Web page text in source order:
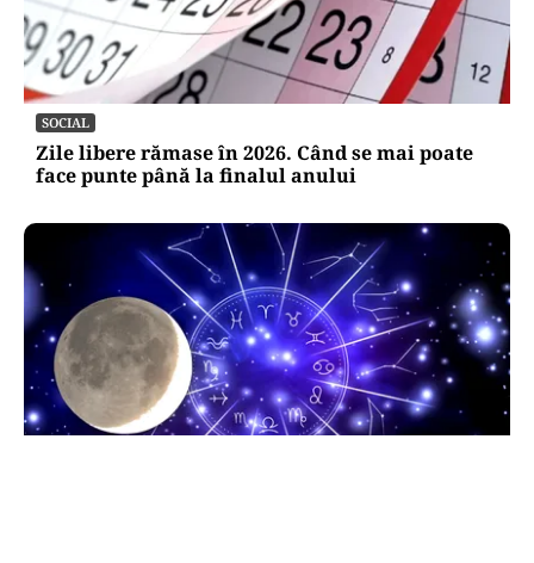
SOCIAL
Zile libere rămase în 2026. Când se mai poate
face punte până la finalul anului